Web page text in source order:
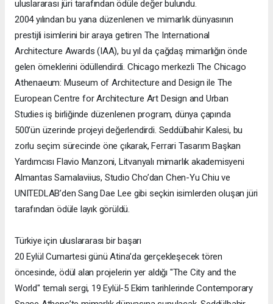
uluslararası jüri tarafından ödüle değer bulundu.
2004 yılından bu yana düzenlenen ve mimarlık dünyasının
prestijli isimlerini bir araya getiren The International
Architecture Awards (IAA), bu yıl da çağdaş mimarlığın önde
gelen örneklerini ödüllendirdi. Chicago merkezli The Chicago
Athenaeum: Museum of Architecture and Design ile The
European Centre for Architecture Art Design and Urban
Studies iş birliğinde düzenlenen program, dünya çapında
500’ün üzerinde projeyi değerlendirdi. Seddülbahir Kalesi, bu
zorlu seçim sürecinde öne çıkarak, Ferrari Tasarım Başkan
Yardımcısı Flavio Manzoni, Litvanyalı mimarlık akademisyeni
Almantas Samalaviius, Studio Cho’dan Chen-Yu Chiu ve
UNITEDLAB’den Sang Dae Lee gibi seçkin isimlerden oluşan jüri
tarafından ödüle layık görüldü.
Türkiye için uluslararası bir başarı
20 Eylül Cumartesi günü Atina’da gerçekleşecek tören
öncesinde, ödül alan projelerin yer aldığı "The City and the
World" temalı sergi, 19 Eylül-5 Ekim tarihlerinde Contemporary